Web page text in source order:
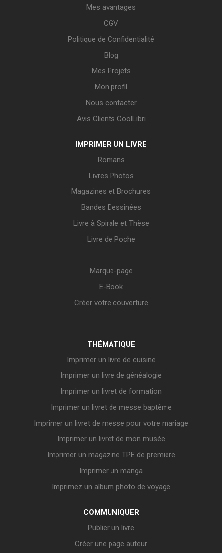
Mes avantages
CGV
Politique de Confidentialité
Blog
Mes Projets
Mon profil
Nous contacter
Avis Clients CoolLibri
IMPRIMER UN LIVRE
Romans
Livres Photos
Magazines et Brochures
Bandes Dessinées
Livre à Spirale et Thèse
Livre de Poche
Marque-page
E-Book
Créer votre couverture
THÉMATIQUE
Imprimer un livre de cuisine
Imprimer un livre de généalogie
Imprimer un livret de formation
Imprimer un livret de messe baptême
Imprimer un livret de messe pour votre mariage
Imprimer un livret de mon musée
Imprimer un magazine TPE de première
Imprimer un manga
Imprimez un album photo de voyage
COMMUNIQUER
Publier un livre
Créer une page auteur